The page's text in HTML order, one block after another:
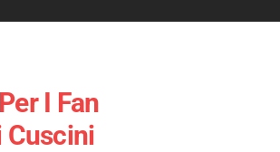
I Fan
Cuscini